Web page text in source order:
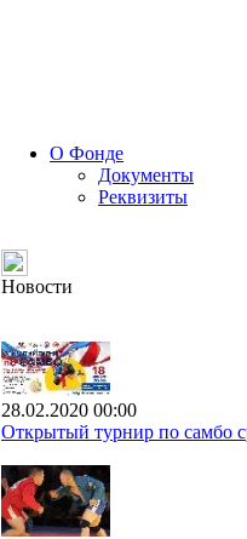
О Фонде
Документы
Реквизиты
Новости
28.02.2020 00:00
Открытый турнир по самбо